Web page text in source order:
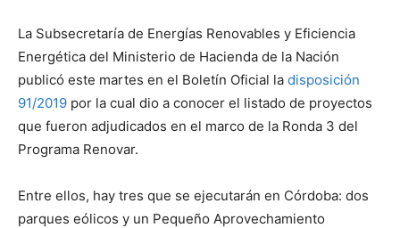
La Subsecretaría de Energías Renovables y Eficiencia
Energética del Ministerio de Hacienda de la Nación
publicó este martes en el Boletín Oficial la disposición
91/2019 por la cual dio a conocer el listado de proyectos
que fueron adjudicados en el marco de la Ronda 3 del
Programa Renovar.
Entre ellos, hay tres que se ejecutarán en Córdoba: dos
parques eólicos y un Pequeño Aprovechamiento